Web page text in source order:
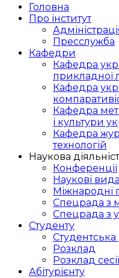
Головна
Про інститут
Пресслужба
Кафедри
Кафедра
прикладної
Кафедра
Кафедра
і культури
Кафедра
технологій
Наукова
Конференції
Наукові
Міжнародні
Спецрада з
Спецрада з
Студенту
Студентська
Розклад
Розклад сесії
Абітурієнту